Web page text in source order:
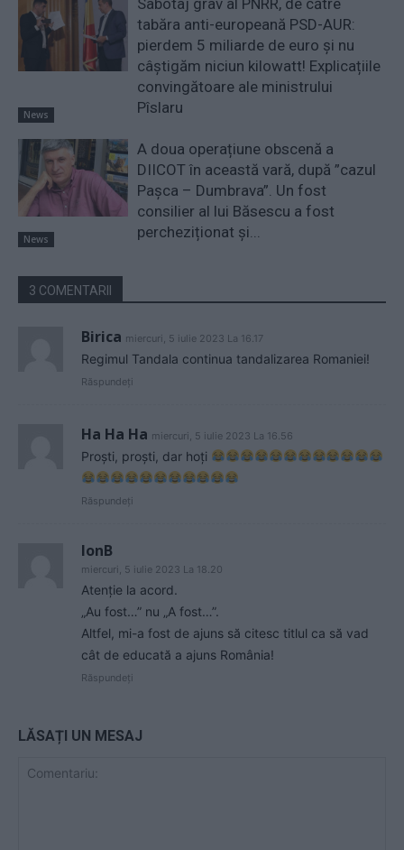
News
Sabotaj grav al PNRR, de către
tabăra anti-europeană PSD-AUR:
pierdem 5 miliarde de euro și nu
câștigăm niciun kilowatt! Explicațiile
convingătoare ale ministrului
Pîslaru
News
A doua operațiune obscenă a
DIICOT în această vară, după ”cazul
Pașca – Dumbrava”. Un fost
consilier al lui Băsescu a fost
percheziționat și...
3 COMENTARII
Birica miercuri, 5 iulie 2023 La 16.17
Regimul Tandala continua tandalizarea Romaniei!
Răspundeți
Ha Ha Ha miercuri, 5 iulie 2023 La 16.56
Proști, proști, dar hoți
Răspundeți
IonB
miercuri, 5 iulie 2023 La 18.20
Atenție la acord.
„Au fost…” nu „A fost…”.
Altfel, mi-a fost de ajuns să citesc titlul ca să vad
cât de educată a ajuns România!
Răspundeți
LĂSAȚI UN MESAJ